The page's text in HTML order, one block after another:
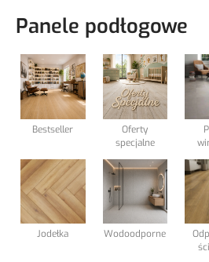
Lamele Ściany
Listwy podłogowe
Podkłady podłogowe
Elewacja Taras
Panele podłogowe
Bestseller
Oferty
specjalne
Jodełka Wodoodporne